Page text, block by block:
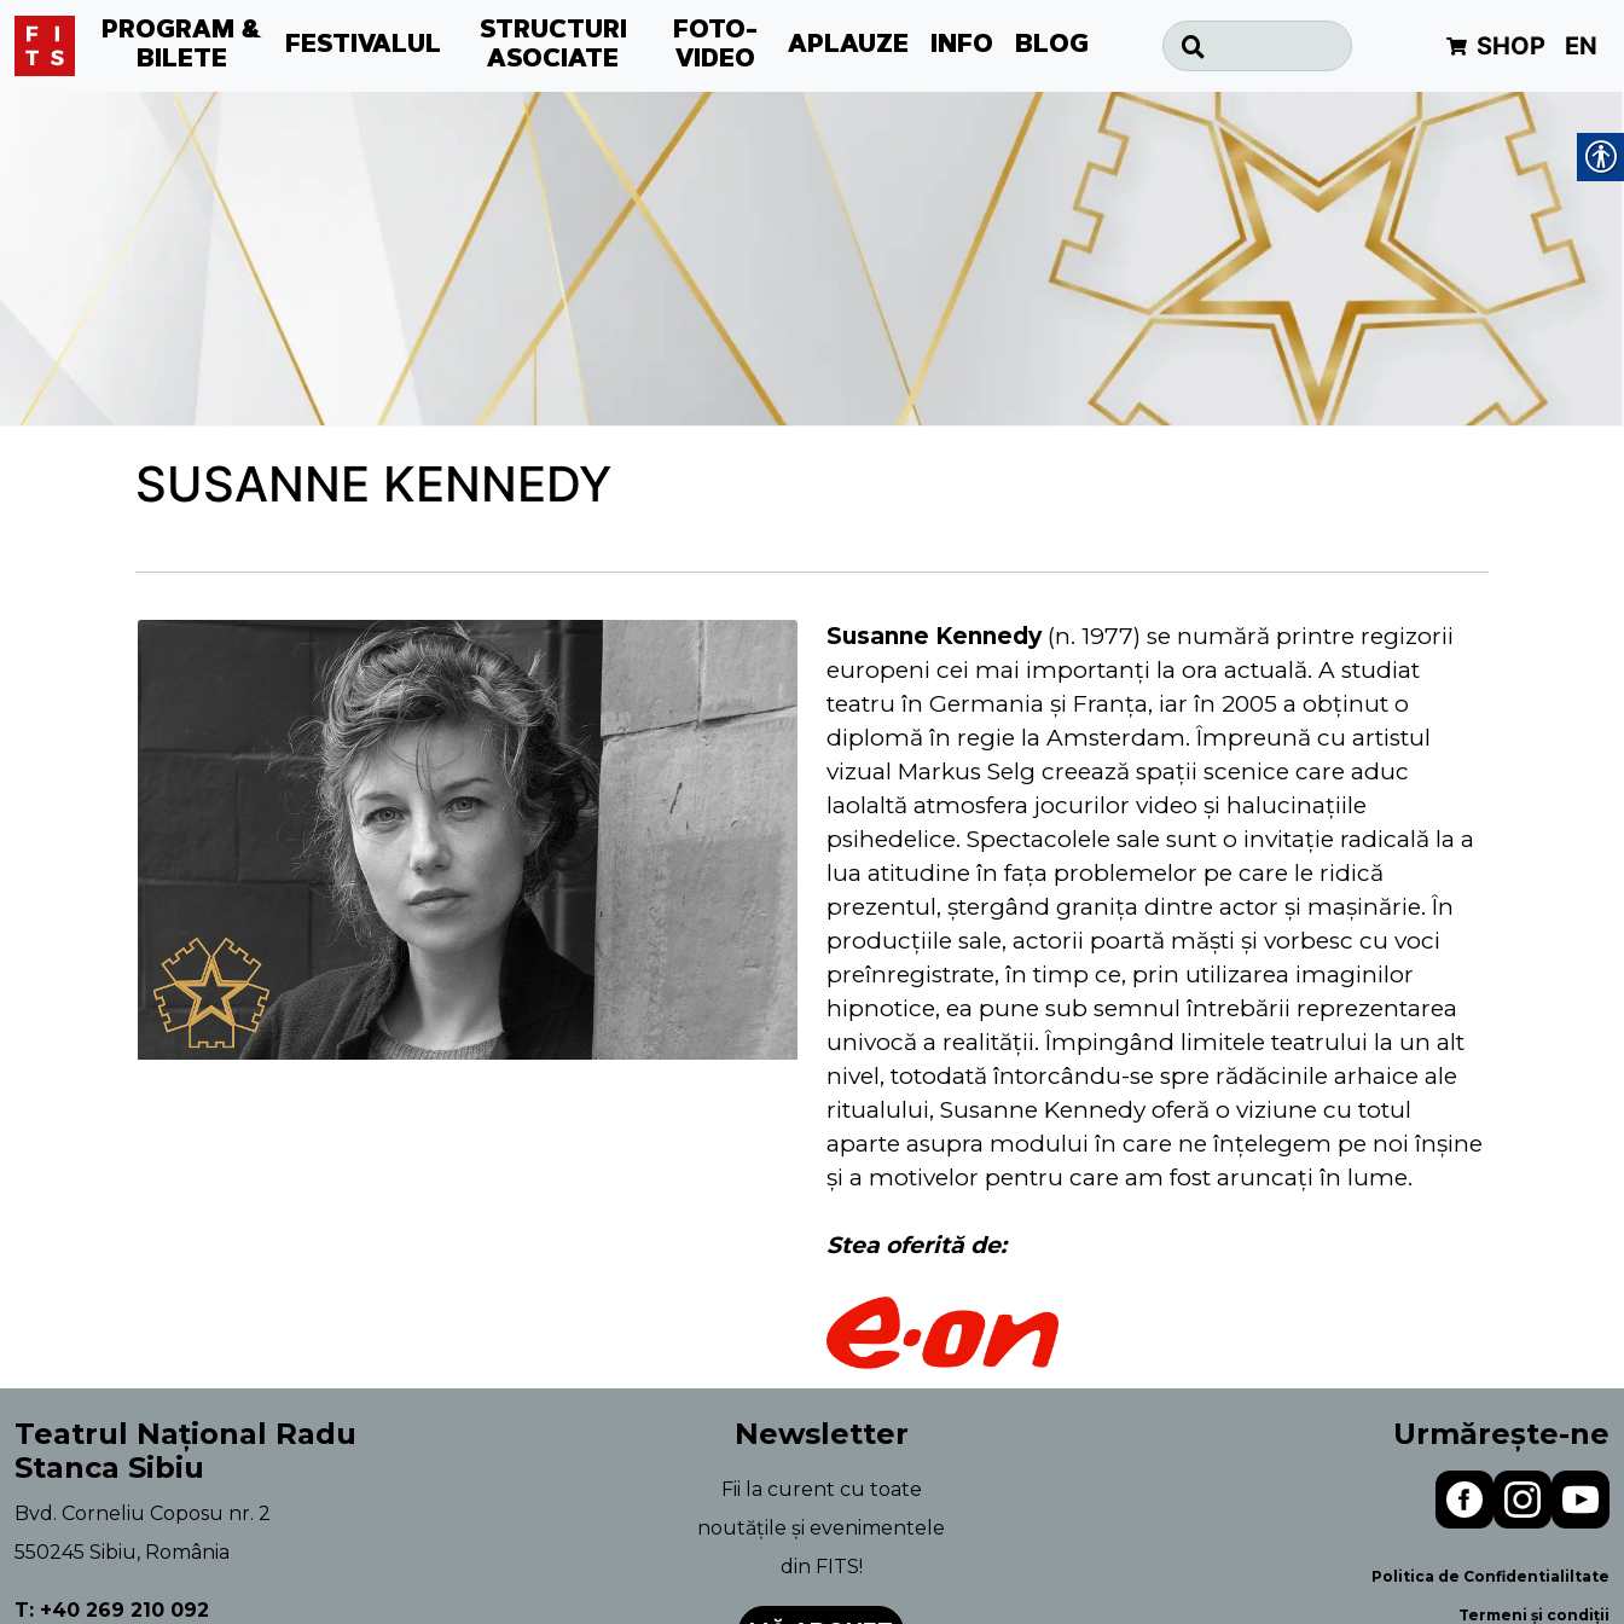
PROGRAM &
BILETE
FESTIVALUL
STRUCTURI
ASOCIATE
FOTO-
VIDEO
APLAUZE INFO BLOG SHOP EN
SUSANNE KENNEDY
Susanne Kennedy(n. 1977) se numără printre regizorii
europeni cei mai importanți la ora actuală. A studiat
teatru în Germania și Franța, iar în 2005 a obținut o
diplomă în regie la Amsterdam. Împreună cu artistul
vizual Markus Selg creează spații scenice care aduc
laolaltă atmosfera jocurilor video și halucinațiile
psihedelice. Spectacolele sale sunt o invitație radicală la a
lua atitudine în fața problemelor pe care le ridică
prezentul, ștergând granița dintre actor și mașinărie. În
producțiile sale, actorii poartă măști și vorbesc cu voci
preînregistrate, în timp ce, prin utilizarea imaginilor
hipnotice, ea pune sub semnul întrebării reprezentarea
univocă a realității. Împingând limitele teatrului la un alt
nivel, totodată întorcându-se spre rădăcinile arhaice ale
ritualului, Susanne Kennedy oferă o viziune cu totul
aparte asupra modului în care ne înțelegem pe noi înșine
și a motivelor pentru care am fost aruncați în lume.
Stea oferită de:
Teatrul Național Radu
Stanca Sibiu
Bvd. Corneliu Coposu nr. 2
550245 Sibiu, România
T: +40 269 210 092
Newsletter
Fii la curent cu toate
noutățile și evenimentele
din FITS!
Urmărește-ne
Politica de Confidentialiltate
Termeni și condiții